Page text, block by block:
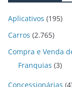
Aplicativos (195)
Carros (2.765)
Compra e Venda
Franquias (3)
Concessionárias